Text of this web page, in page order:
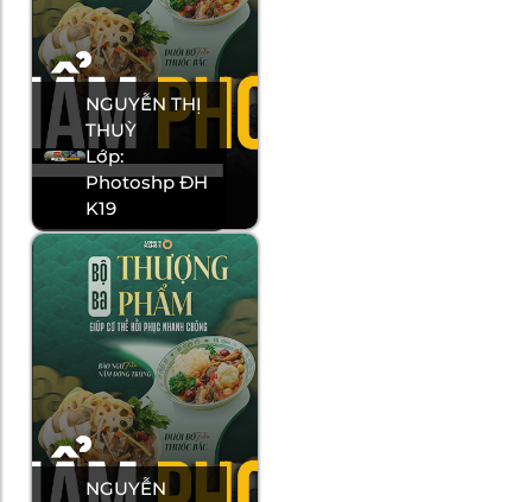
NGUYỄN THỊ
THUỲ
Lớp:
Photoshp ĐH
K19
NGUYỄN